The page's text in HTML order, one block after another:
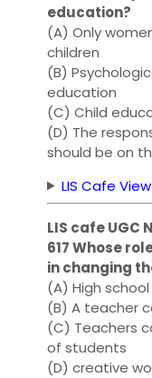
education?
(A) Only
children
(B)
education
(C) Child
(D) The
should be on
LIS Cafe
LIS cafe UGC
617 Whose
in changing
(A) High
(B) A teacher
(C) Teachers
of students
(D) creative